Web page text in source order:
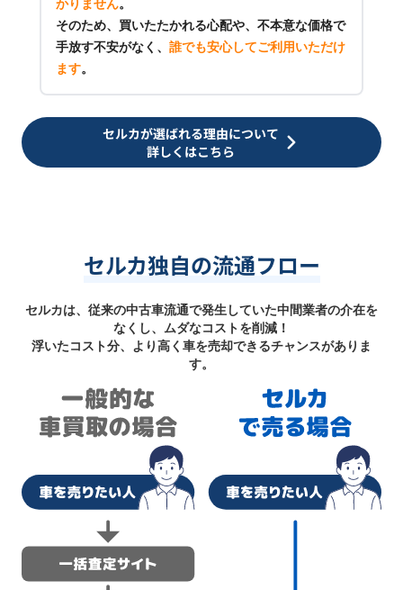
かりません。
そのため、買いたたかれる心配や、不本意な価格で
手放す不安がなく、 誰でも安心してご利用いただけ
ます。
セルカが選ばれる理由について
詳しくはこちら
セルカ独自の流通フロー
セルカは、従来の中古車流通で発生していた中間業者の介在を
なくし、ムダなコストを削減！
浮いたコスト分、より高く車を売却できるチャンスがありま
す。